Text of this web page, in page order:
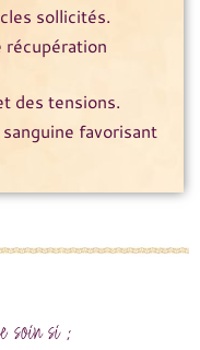
sollicités.
récupération
des tensions.
favorisant
soin si :